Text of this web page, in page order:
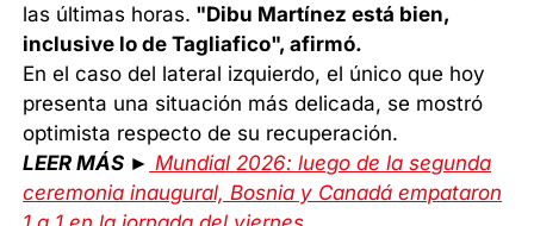
las últimas horas. "Dibu Martínez está bien,
inclusive lo de Tagliafico", afirmó.
En el caso del lateral izquierdo, el único que hoy
presenta una situación más delicada, se mostró
optimista respecto de su recuperación.
LEER MÁS ► Mundial 2026: luego de la segunda
ceremonia inaugural, Bosnia y Canadá empataron